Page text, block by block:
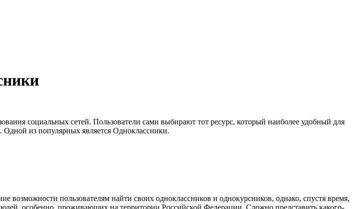
социальных сетей. Пользователи сами выбирают тот ресурс, который наиболее удобный для
Одной из популярных является Одноклассники.
пользователям найти своих одноклассников и однокурсников, однако, спустя время,
особенно, проживающих на территории Российской Федерации. Сложно представить какого-